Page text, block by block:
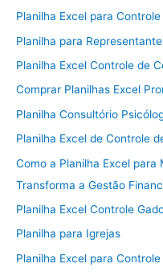
Planilha Excel para
Planilha para
Planilha Excel Controle de
Comprar Planilhas Excel
Planilha Consultório
Planilha Excel de Controle
Como a Planilha Excel
Transforma a Gestão
Planilha Excel Controle
Planilha para Igrejas
Planilha Excel para